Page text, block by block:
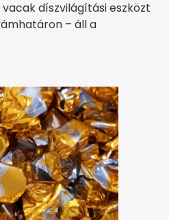
díszvilágítási eszközt
– áll a